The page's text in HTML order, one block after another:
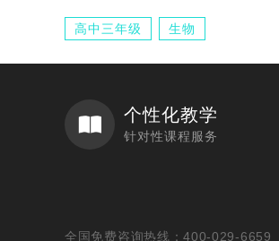
高中三年级 生物
个性化教学
针对性课程服务
全国免费咨询热线：400-029-6659